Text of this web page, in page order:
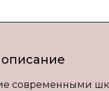
современными